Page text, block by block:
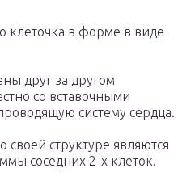
клеточка в форме в виде
друг за другом
со вставочными
систему сердца.
своей структуре являются
соседних 2-х клеток.